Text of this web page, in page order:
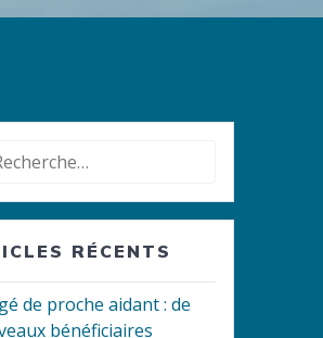
RÉCENTS
de proche aidant : de
bénéficiaires